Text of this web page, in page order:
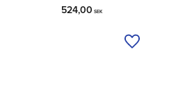
524,00 SEK
Tilføj til